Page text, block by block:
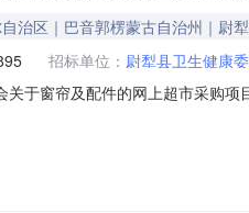
治区｜巴音郭楞蒙古自治州｜尉
招标单位： 尉犁县卫生健康
关于窗帘及配件的网上超市采购
购计划金额（元）:项目所在行